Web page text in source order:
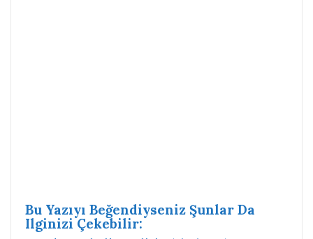
Bu Yazıyı Beğendiyseniz Şunlar Da
Ilginizi Çekebilir: